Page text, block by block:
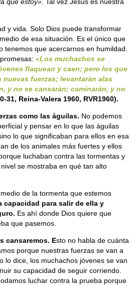
y vida. Solo Dios puede transformar
de esa situación. Es el único que
tenemos que acercarnos en humildad.
«Los muchachos se
flaquean y caen; pero los que
nuevas fuerzas; levantarán alas
y no se cansarán; caminarán, y no
31, Reina-Valera 1960, RVR1960).
como las águilas. No podemos
y pensar en lo que las águilas
lo que significaban para ellos en esa
de los animales más fuertes y ellos
luchaban contra las tormentas y
se mostraba en qué tan alto
de la tormenta que estemos
capacidad para salir de ella y
Es ahí donde Dios quiere que
que pasemos.
cansaremos. Esto no habla de cuánta
porque nuestras fuerzas se van a
lo dice, los muchachos jóvenes se van
su capacidad de seguir corriendo.
luchar contra la prueba porque